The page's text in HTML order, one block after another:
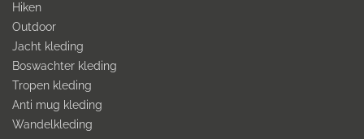
Hiken
Outdoor
Jacht kleding
Boswachter kleding
Tropen kleding
Anti mug kleding
Wandelkleding